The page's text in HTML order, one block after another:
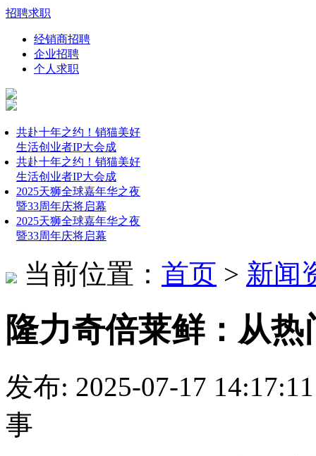
招聘求职
经销商招聘
企业招聘
个人求职
共赴十年之约！销猫美好
生活创业者IP大会成
共赴十年之约！销猫美好
生活创业者IP大会成
2025天狮全球嘉年华之夜
暨33周年庆将启幕
2025天狮全球嘉年华之夜
暨33周年庆将启幕
当前位置： 首页 > 新闻
隆力奇倍莱鲜：从
发布: 2025-07-17
事